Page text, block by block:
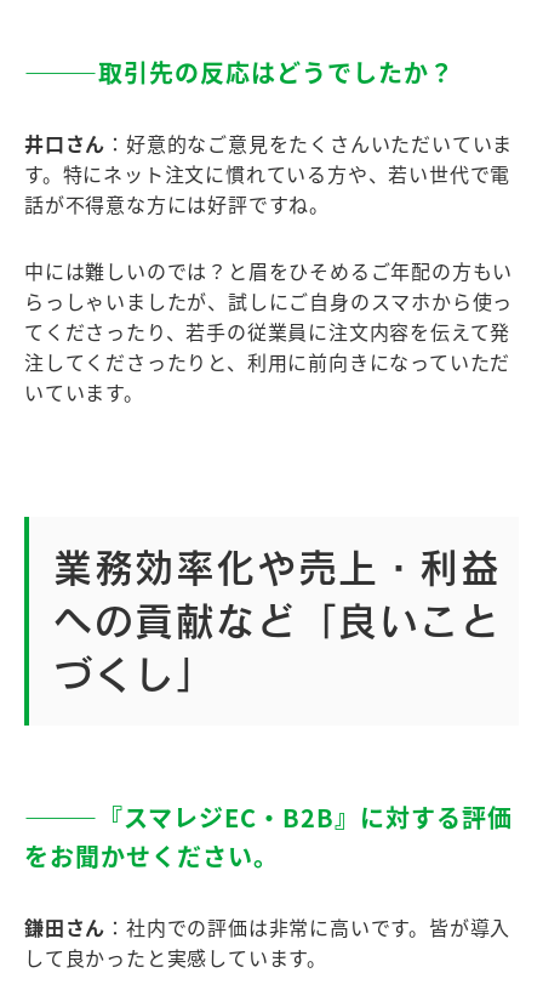
―――取引先の反応はどうでしたか？
井口さん ：好意的なご意見をたくさんいただいていま
す。特にネット注文に慣れている方や、若い世代で電
話が不得意な方には好評ですね。
中には難しいのでは？と眉をひそめるご年配の方もい
らっしゃいましたが、試しにご自身のスマホから使っ
てくださったり、若手の従業員に注文内容を伝えて発
注してくださったりと、利用に前向きになっていただ
いています。
業務効率化や売上・利益
への貢献など「良いこと
づくし」
―――『スマレジEC・B2B』に対する評価
をお聞かせください。
鎌田さん ：社内での評価は非常に高いです。皆が導入
して良かったと実感しています。